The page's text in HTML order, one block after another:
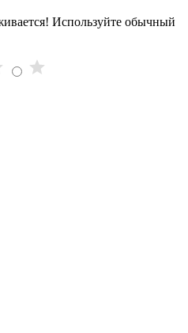
Используйте обычный